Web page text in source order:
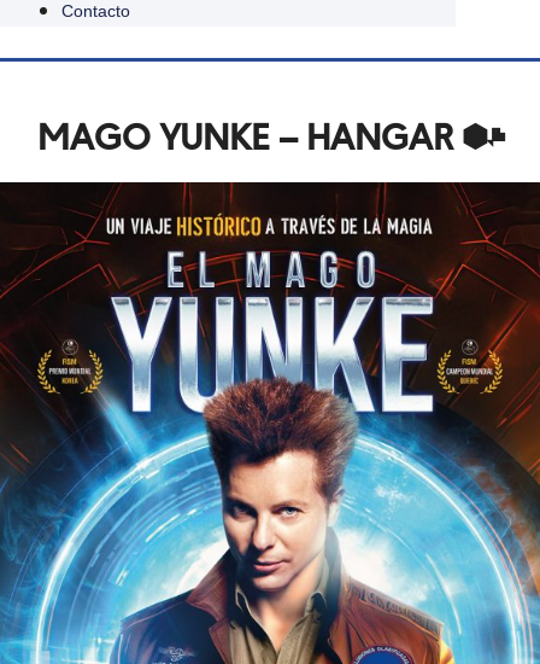
Contacto
MAGO YUNKE – HANGAR 52